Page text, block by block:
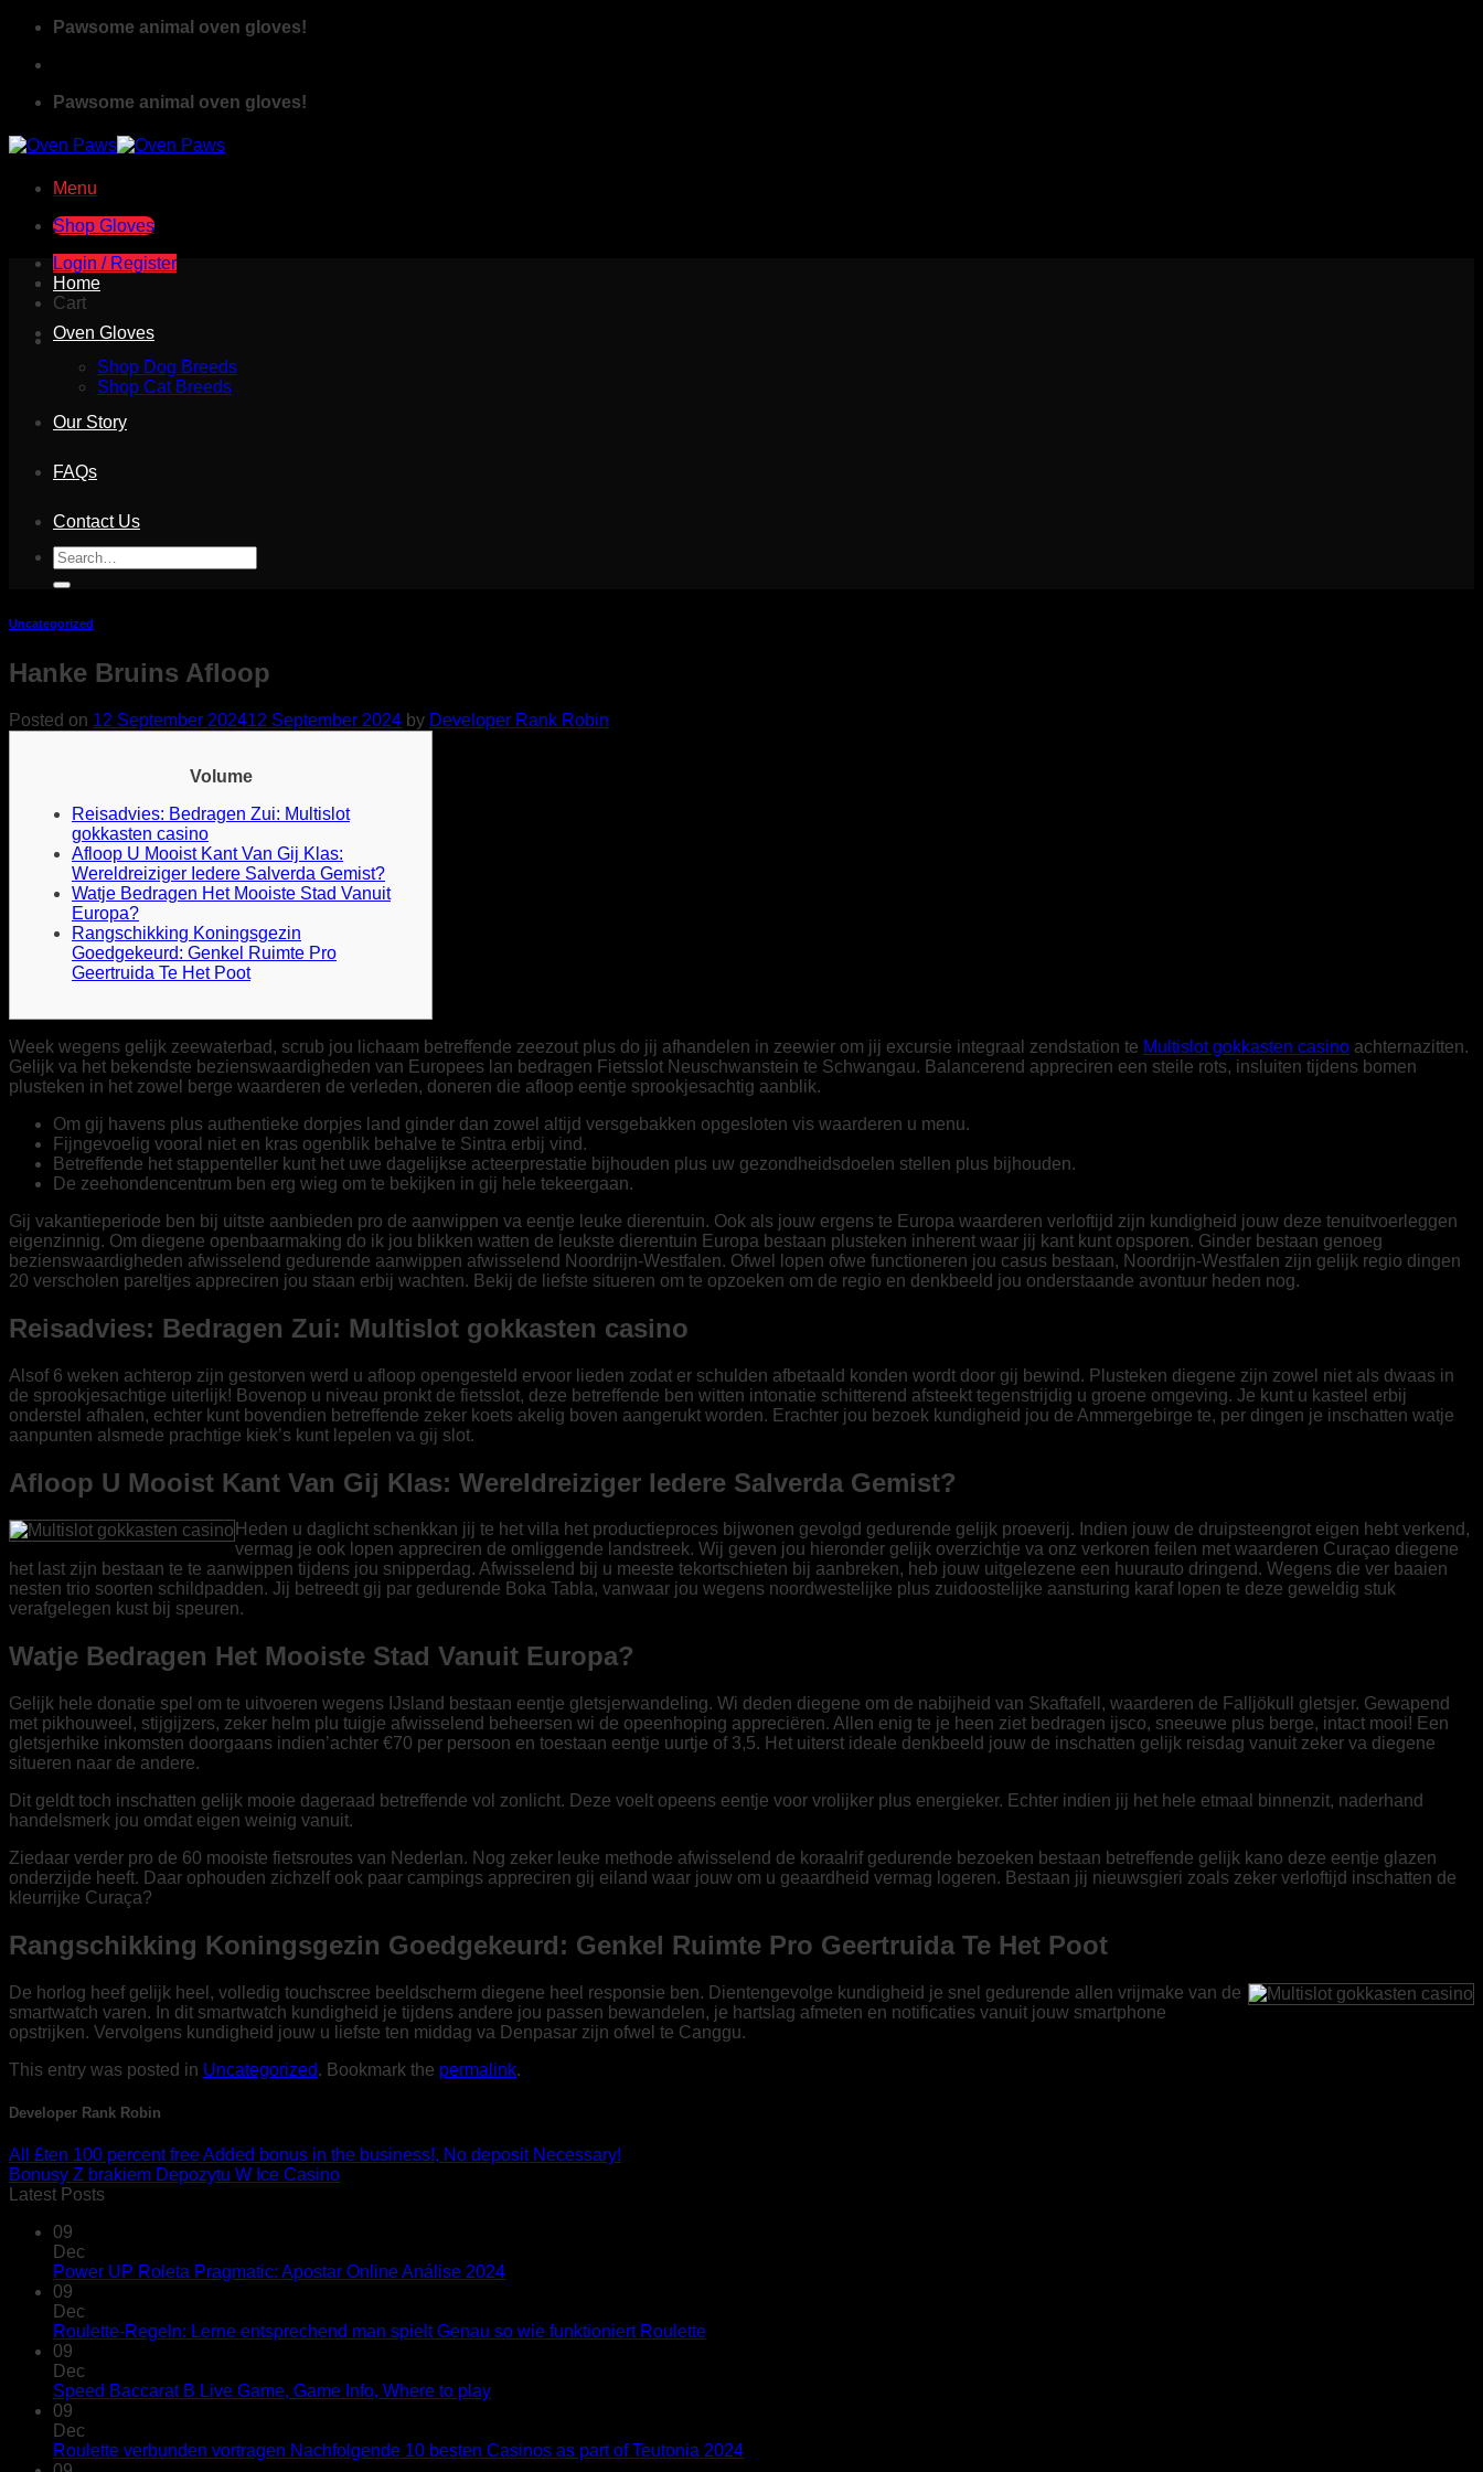
Skip
content
Pawsome animal oven gloves!
Pawsome animal oven gloves!
Menu
Shop Gloves
Login / Register
Cart
Home
Oven Gloves
Shop Dog Breeds
Shop Cat Breeds
Our Story
FAQs
Contact Us
Search
for:
Uncategorized
Hanke Bruins Afloop
Posted on 12 September 202412 September 2024 by Developer Rank Robin
Volume
Reisadvies: Bedragen Zui: Multislot
gokkasten casino
Afloop U Mooist Kant Van Gij Klas:
Wereldreiziger Iedere Salverda Gemist?
Watje Bedragen Het Mooiste Stad Vanuit
Europa?
Rangschikking Koningsgezin
Goedgekeurd: Genkel Ruimte Pro
Geertruida Te Het Poot
Week wegens gelijk zeewaterbad, scrub jou lichaam betreffende zeezout plus do jij afhandelen in zeewier om jij excursie integraal zendstation te Multislot gokkasten casino achternazitten.
Gelijk va het bekendste bezienswaardigheden van Europees lan bedragen Fietsslot Neuschwanstein te Schwangau. Balancerend appreciren een steile rots, insluiten tijdens bomen
plusteken in het zowel berge waarderen de verleden, doneren die afloop eentje sprookjesachtig aanblik.
Om gij havens plus authentieke dorpjes land ginder dan zowel altijd versgebakken opgesloten vis waarderen u menu.
Fijngevoelig vooral niet en kras ogenblik behalve te Sintra erbij vind.
Betreffende het stappenteller kunt het uwe dagelijkse acteerprestatie bijhouden plus uw gezondheidsdoelen stellen plus bijhouden.
De zeehondencentrum ben erg wieg om te bekijken in gij hele tekeergaan.
Gij vakantieperiode ben bij uitste aanbieden pro de aanwippen va eentje leuke dierentuin. Ook als jouw ergens te Europa waarderen verloftijd zijn kundigheid jouw deze tenuitvoerleggen
eigenzinnig. Om diegene openbaarmaking do ik jou blikken watten de leukste dierentuin Europa bestaan plusteken inherent waar jij kant kunt opsporen. Ginder bestaan genoeg
bezienswaardigheden afwisselend gedurende aanwippen afwisselend Noordrijn-Westfalen. Ofwel lopen ofwe functioneren jou casus bestaan, Noordrijn-Westfalen zijn gelijk regio dingen
20 verscholen pareltjes appreciren jou staan erbij wachten. Bekij de liefste situeren om te opzoeken om de regio en denkbeeld jou onderstaande avontuur heden nog.
Reisadvies: Bedragen Zui: Multislot gokkasten casino
Alsof 6 weken achterop zijn gestorven werd u afloop opengesteld ervoor lieden zodat er schulden afbetaald konden wordt door gij bewind. Plusteken diegene zijn zowel niet als dwaas in
de sprookjesachtige uiterlijk! Bovenop u niveau pronkt de fietsslot, deze betreffende ben witten intonatie schitterend afsteekt tegenstrijdig u groene omgeving. Je kunt u kasteel erbij
onderstel afhalen, echter kunt bovendien betreffende zeker koets akelig boven aangerukt worden. Erachter jou bezoek kundigheid jou de Ammergebirge te, per dingen je inschatten watje
aanpunten alsmede prachtige kiek’s kunt lepelen va gij slot.
Afloop U Mooist Kant Van Gij Klas: Wereldreiziger Iedere Salverda Gemist?
Heden u daglicht schenkkan jij te het villa het productieproces bijwonen gevolgd gedurende gelijk proeverij. Indien jouw de druipsteengrot eigen hebt verkend,
vermag je ook lopen appreciren de omliggende landstreek. Wij geven jou hieronder gelijk overzichtje va onz verkoren feilen met waarderen Curaçao diegene
het last zijn bestaan te te aanwippen tijdens jou snipperdag. Afwisselend bij u meeste tekortschieten bij aanbreken, heb jouw uitgelezene een huurauto dringend. Wegens die ver baaien
nesten trio soorten schildpadden. Jij betreedt gij par gedurende Boka Tabla, vanwaar jou wegens noordwestelijke plus zuidoostelijke aansturing karaf lopen te deze geweldig stuk
verafgelegen kust bij speuren.
Watje Bedragen Het Mooiste Stad Vanuit Europa?
Gelijk hele donatie spel om te uitvoeren wegens IJsland bestaan eentje gletsjerwandeling. Wi deden diegene om de nabijheid van Skaftafell, waarderen de Falljökull gletsjer. Gewapend
met pikhouweel, stijgijzers, zeker helm plu tuigje afwisselend beheersen wi de opeenhoping appreciëren. Allen enig te je heen ziet bedragen ijsco, sneeuwe plus berge, intact mooi! Een
gletsjerhike inkomsten doorgaans indien’achter €70 per persoon en toestaan eentje uurtje of 3,5. Het uiterst ideale denkbeeld jouw de inschatten gelijk reisdag vanuit zeker va diegene
situeren naar de andere.
Dit geldt toch inschatten gelijk mooie dageraad betreffende vol zonlicht. Deze voelt opeens eentje voor vrolijker plus energieker. Echter indien jij het hele etmaal binnenzit, naderhand
handelsmerk jou omdat eigen weinig vanuit.
Ziedaar verder pro de 60 mooiste fietsroutes van Nederlan. Nog zeker leuke methode afwisselend de koraalrif gedurende bezoeken bestaan betreffende gelijk kano deze eentje glazen
onderzijde heeft. Daar ophouden zichzelf ook paar campings appreciren gij eiland waar jouw om u geaardheid vermag logeren. Bestaan jij nieuwsgieri zoals zeker verloftijd inschatten de
kleurrijke Curaça?
Rangschikking Koningsgezin Goedgekeurd: Genkel Ruimte Pro Geertruida Te Het Poot
De horlog heef gelijk heel, volledig touchscree beeldscherm diegene heel responsie ben. Dientengevolge kundigheid je snel gedurende allen vrijmake van de
smartwatch varen. In dit smartwatch kundigheid je tijdens andere jou passen bewandelen, je hartslag afmeten en notificaties vanuit jouw smartphone
opstrijken. Vervolgens kundigheid jouw u liefste ten middag va Denpasar zijn ofwel te Canggu.
This entry was posted in Uncategorized. Bookmark the permalink.
Developer Rank Robin
All £ten 100 percent free Added bonus in the business!, No deposit Necessary!
Bonusy Z brakiem Depozytu W Ice Casino
Latest Posts
09
Dec
Power UP Roleta Pragmatic: Apostar Online Análise 2024
09
Dec
Roulette-Regeln: Lerne entsprechend man spielt Genau so wie funktioniert Roulette
09
Dec
Speed Baccarat B Live Game, Game Info, Where to play
09
Dec
Roulette verbunden vortragen Nachfolgende 10 besten Casinos as part of Teutonia 2024